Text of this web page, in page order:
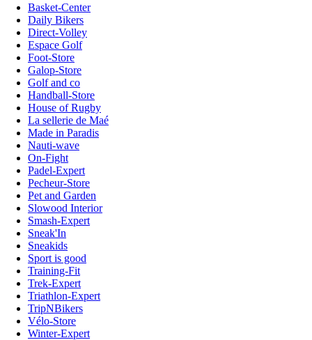
Basket-Center
Daily Bikers
Direct-Volley
Espace Golf
Foot-Store
Galop-Store
Golf and co
Handball-Store
House of Rugby
La sellerie de Maé
Made in Paradis
Nauti-wave
On-Fight
Padel-Expert
Pecheur-Store
Pet and Garden
Slowood Interior
Smash-Expert
Sneak'In
Sneakids
Sport is good
Training-Fit
Trek-Expert
Triathlon-Expert
TripNBikers
Vélo-Store
Winter-Expert